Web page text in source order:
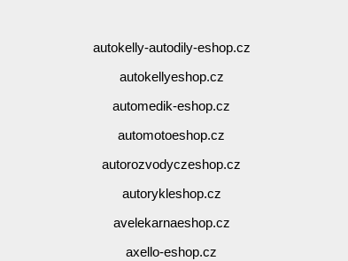
autokelly-autodily-eshop.cz
autokellyeshop.cz
automedik-eshop.cz
automotoeshop.cz
autorozvodyczeshop.cz
autorykleshop.cz
avelekarnaeshop.cz
axello-eshop.cz